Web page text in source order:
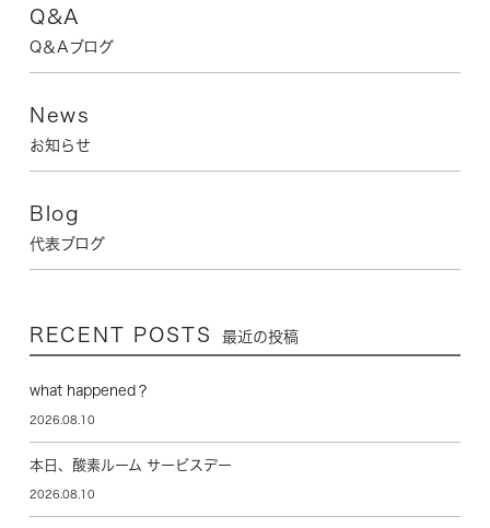
Q&A
Q＆Aブログ
News
お知らせ
Blog
代表ブログ
RECENT POSTS 最近の投稿
what happened？
2026.08.10
本日、酸素ルーム サービスデー
2026.08.10